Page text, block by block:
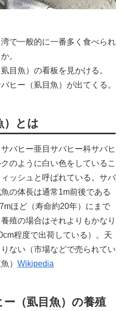
で一般的に一番多く食べられ
。
目魚）の看板を見かける。
ヒー（虱目魚）が出てくる。
）とは
バヒー亜目サバヒー科サバヒ
のように白い色をしているこ
ッシュと呼ばれている。サバ
の体長は通常1m前後である
ほど（寿命約20年）にまで
殖の場合はそれよりもかなり
程度で出荷している）。天
ない（市場などで売られてい
） Wikipedia
（虱目魚）の養殖